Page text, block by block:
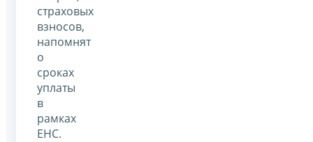
страховых
взносов,
напомнят
о
сроках
уплаты
в
рамках
ЕНС.